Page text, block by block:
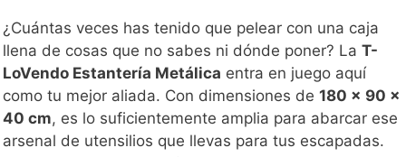
¿Cuántas veces has tenido que pelear con una caja
llena de cosas que no sabes ni dónde poner? La T-
LoVendo Estantería Metálica entra en juego aquí
como tu mejor aliada. Con dimensiones de 180 x 90 x
40 cm, es lo suficientemente amplia para abarcar ese
arsenal de utensilios que llevas para tus escapadas.